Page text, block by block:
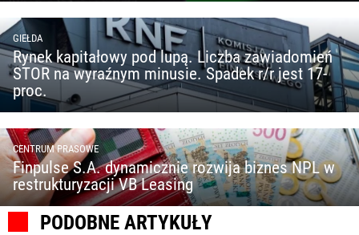
GIEŁDA
Rynek kapitałowy pod lupą. Liczba zawiadomień
STOR na wyraźnym minusie. Spadek r/r jest 17-
proc.
CENTRUM PRASOWE
Finpulse S.A. dynamicznie rozwija biznes NPL w
restrukturyzacji VB Leasing
PODOBNE ARTYKUŁY